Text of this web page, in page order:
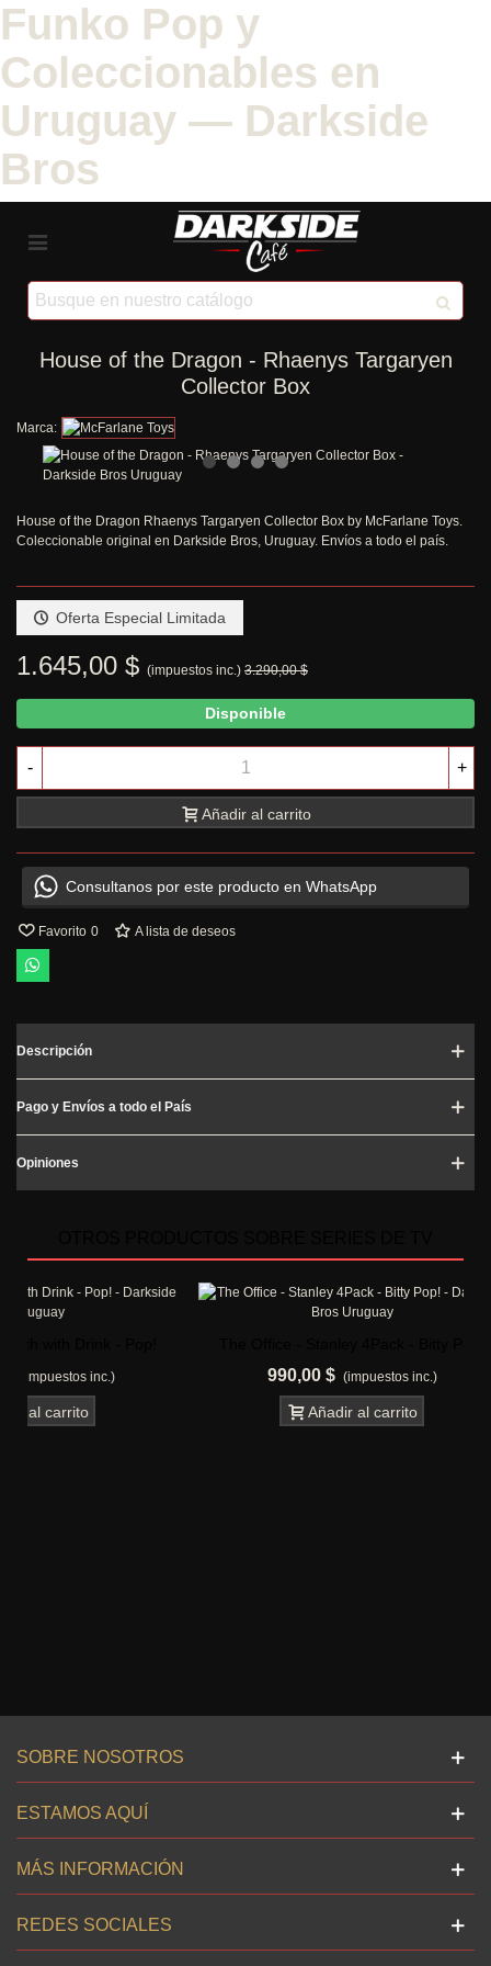
Funko Pop y
Coleccionables en
Uruguay — Darkside
Bros
House of the Dragon - Rhaenys Targaryen
Collector Box
Marca:
House of the Dragon Rhaenys Targaryen Collector Box by McFarlane Toys.
Coleccionable original en Darkside Bros, Uruguay. Envíos a todo el país.
Oferta Especial Limitada
1.645,00 $ (impuestos inc.) 3.290,00 $
Disponible
- +
Añadir al carrito
Consultanos por este producto en WhatsApp
Favorito 0 A lista de deseos
Descripción
Pago y Envíos a todo el País
Opiniones
(impuestos inc.)
Añadir al carrito
SOBRE NOSOTROS
ESTAMOS AQUÍ
MÁS INFORMACIÓN
REDES SOCIALES